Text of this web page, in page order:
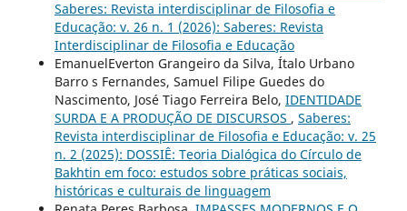
Saberes: Revista interdisciplinar de Filosofia e
Educação: v. 26 n. 1 (2026): Saberes: Revista
Interdisciplinar de Filosofia e Educação
EmanuelEverton Grangeiro da Silva, Ítalo Urbano
Barro s Fernandes, Samuel Filipe Guedes do
Nascimento, José Tiago Ferreira Belo, IDENTIDADE
SURDA E A PRODUÇÃO DE DISCURSOS , Saberes:
Revista interdisciplinar de Filosofia e Educação: v. 25
n. 2 (2025): DOSSIÊ: Teoria Dialógica do Círculo de
Bakhtin em foco: estudos sobre práticas sociais,
históricas e culturais de linguagem